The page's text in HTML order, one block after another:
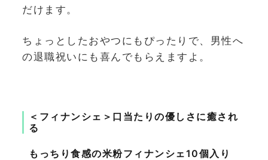
だけます。
ちょっとしたおやつにもぴったりで、男性へ
の退職祝いにも喜んでもらえますよ。
＜フィナンシェ＞口当たりの優しさに癒され
る
もっちり食感の米粉フィナンシェ10個入り